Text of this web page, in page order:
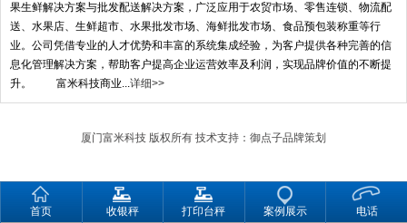
果生鲜解决方案与批发配送解决方案，广泛应用于农贸市场、零售连锁、物流配
送、水果店、生鲜超市、水果批发市场、海鲜批发市场、食品预包装称重等行
业。公司凭借专业的人才优势和丰富的系统集成经验，为客户提供各种完善的信
息化管理解决方案，帮助客户提高企业运营效率及利润，实现品牌价值的不断提
升。 富米科技商业...详细>>
厦门富米科技 版权所有 技术支持： 御点子品牌策划
首页 收银秤 打印台秤 案例展示 电话